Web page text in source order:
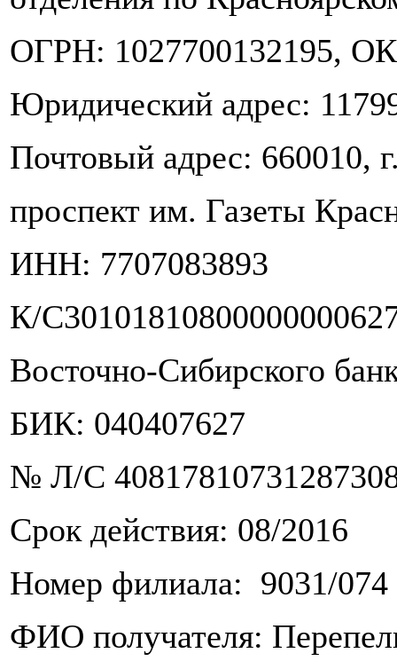
ОГРН: 1027700132195,
Юридический адрес:
Почтовый адрес: 660010,
проспект им. Газеты
ИНН: 7707083893
К/
Восточно-Сибирского
БИК: 040407627
№ Л/С
Срок действия: 08/2016
Номер филиала: 9031/074
ФИО получателя: